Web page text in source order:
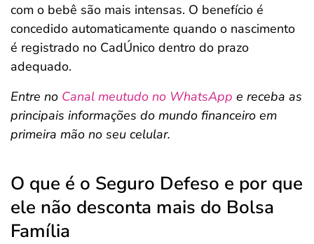
com o bebê são mais intensas. O benefício é
concedido automaticamente quando o nascimento
é registrado no CadÚnico dentro do prazo
adequado.
Entre no Canal meutudo no WhatsApp e receba as
principais informações do mundo financeiro em
primeira mão no seu celular.
O que é o Seguro Defeso e por que
ele não desconta mais do Bolsa
Família